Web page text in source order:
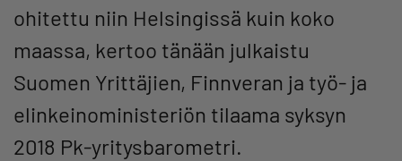
ohitettu niin Helsingissä kuin koko
maassa, kertoo tänään julkaistu
Suomen Yrittäjien, Finnveran ja työ- ja
elinkeinoministeriön tilaama syksyn
2018 Pk-yritysbarometri.